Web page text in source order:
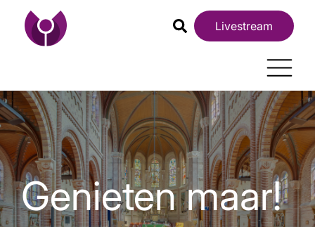
Livestream
Genieten maar!